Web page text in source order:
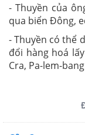
- Thuyền của
qua biển Đông,
- Thuyền có thể
đổi hàng hoá
Cra, Pa-lem-